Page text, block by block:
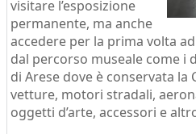
visitare l’esposizione
permanente, ma anche
accedere per la prima volta
dal percorso museale come i
di Arese dove è conservata
vetture, motori stradali,
oggetti d’arte, accessori e